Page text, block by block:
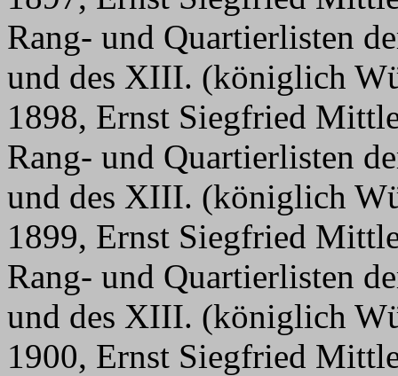
Rang- und Quartierlisten
und des XIII. (königlich
1898, Ernst Siegfried
Rang- und Quartierlisten
und des XIII. (königlich
1899, Ernst Siegfried
Rang- und Quartierlisten
und des XIII. (königlich
1900, Ernst Siegfried